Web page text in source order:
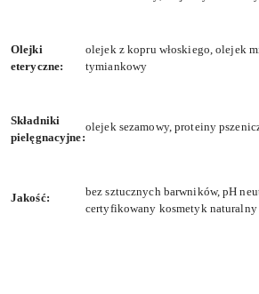
Olejki
eteryczne:
olejek z kopru włoskiego, olejek
tymiankowy
Składniki
pielęgnacyjne:
olejek sezamowy, proteiny
Jakość:
bez sztucznych barwników, pH
certyfikowany kosmetyk naturalny